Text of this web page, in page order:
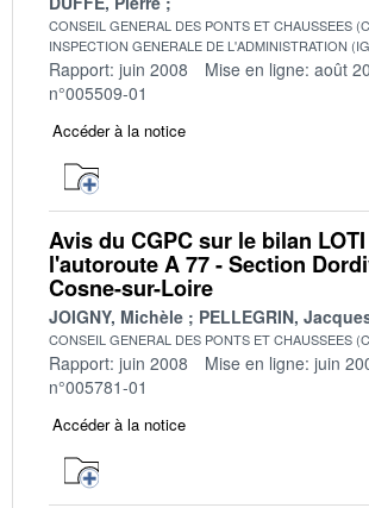
CONSEIL GENERAL DES PONTS ET CHAUSSEES
INSPECTION GENERALE DE L'ADMINISTRATION
Rapport: juin 2008 Mise en ligne: août
n°005509-01
Accéder à la notice
Avis du CGPC sur le bilan
l'autoroute A 77 - Section
Cosne-sur-Loire
JOIGNY, Michèle PELLEGRIN,
CONSEIL GENERAL DES PONTS ET CHAUSSEES
Rapport: juin 2008 Mise en ligne: juin
n°005781-01
Accéder à la notice